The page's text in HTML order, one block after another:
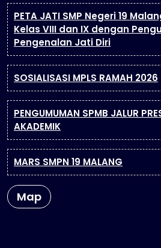
PETA JATI SMP Negeri 19
Kelas VIII dan IX dengan
Pengenalan Jati Diri
SOSIALISASI MPLS RAMAH 2026
PENGUMUMAN SPMB JALUR
AKADEMIK
MARS SMPN 19 MALANG
Map